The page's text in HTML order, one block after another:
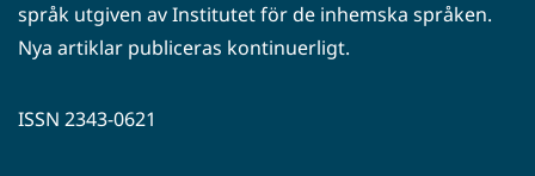
språk utgiven av Institutet för de inhemska språken.
Nya artiklar publiceras kontinuerligt.
ISSN 2343-0621